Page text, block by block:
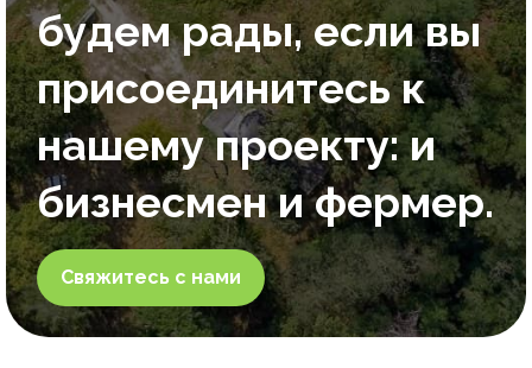
будем рады, если вы
присоединитесь к
нашему проекту: и
бизнесмен и фермер.
Свяжитесь с нами